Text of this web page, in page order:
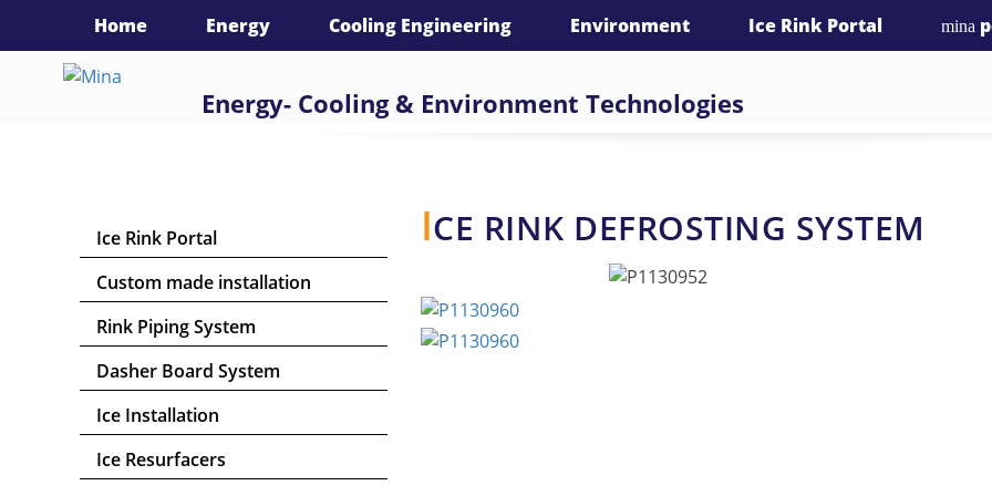
language : Call us: +49(0)341 9801140
Energy- Cooling & Environment Technologies
Home Energy Cooling Engineering Environment Ice Rink Portal mina
Ice Rink Portal
Custom made installation
Rink Piping System
Dasher Board System
Ice Installation
Ice Resurfacers
ICE RINK DEFROSTING SYSTEM